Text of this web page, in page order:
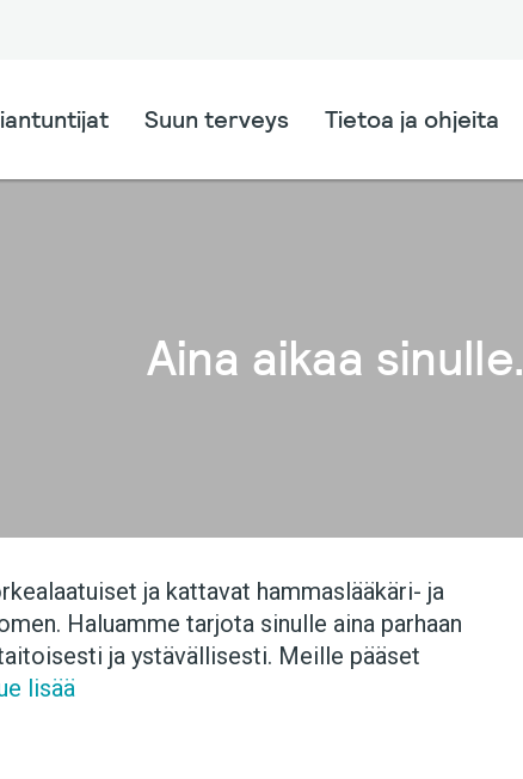
Suun terveys Tietoa ja ohjeita
Aina aikaa sinulle.
ja kattavat hammaslääkäri- ja
Haluamme tarjota sinulle aina parhaan
ja ystävällisesti. Meille pääset
lisää